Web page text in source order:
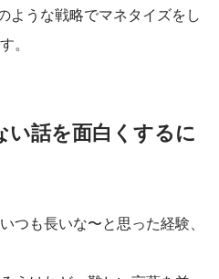
ような戦略でマネタイズをし
。
い話を面白くするに
つも長いな〜と思った経験、